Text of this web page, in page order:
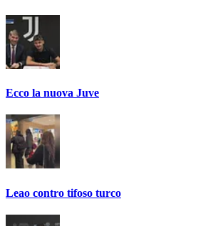
Ecco la nuova Juve
Leao contro tifoso turco